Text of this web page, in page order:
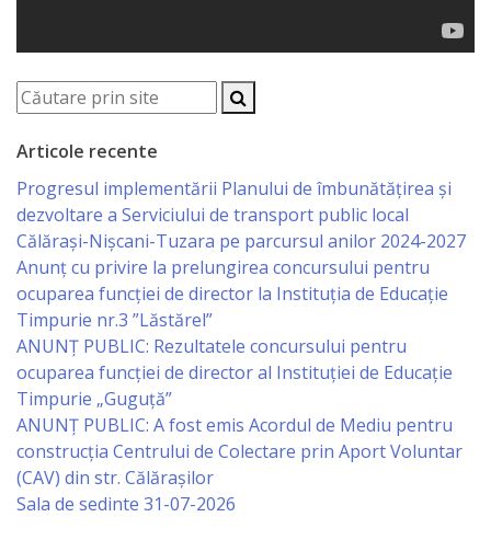
Specialist
în
Construcţii,
Gospodărie
Comunală
şi
Drumuri
Specialist
în
Problemele
Antreprenoriat,
Business
Articole recente
Progresul implementării Planului de îmbunătățirea și
dezvoltare a Serviciului de transport public local
Călărași-Nișcani-Tuzara pe parcursul anilor 2024-2027
Anunț cu privire la prelungirea concursului pentru
ocuparea funcţiei de director la Instituția de Educație
Timpurie nr.3 ”Lăstărel”
ANUNȚ PUBLIC: Rezultatele concursului pentru
ocuparea funcției de director al Instituției de Educație
Timpurie „Guguță”
ANUNȚ PUBLIC: A fost emis Acordul de Mediu pentru
construcția Centrului de Colectare prin Aport Voluntar
(CAV) din str. Călărașilor
Sala de sedinte 31-07-2026